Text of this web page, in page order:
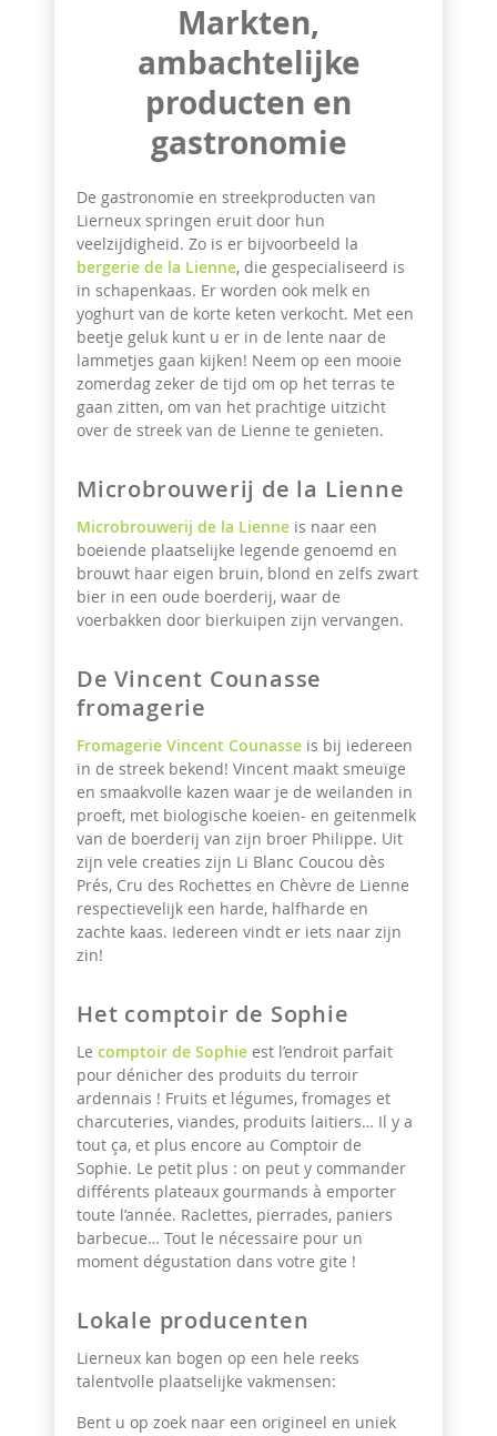
Markten,
ambachtelijke
producten en
gastronomie
De gastronomie en streekproducten van
Lierneux springen eruit door hun
veelzijdigheid. Zo is er bijvoorbeeld la
bergerie de la Lienne, die gespecialiseerd is
in schapenkaas. Er worden ook melk en
yoghurt van de korte keten verkocht. Met een
beetje geluk kunt u er in de lente naar de
lammetjes gaan kijken! Neem op een mooie
zomerdag zeker de tijd om op het terras te
gaan zitten, om van het prachtige uitzicht
over de streek van de Lienne te genieten.
Microbrouwerij de la Lienne
Microbrouwerij de la Lienne is naar een
boeiende plaatselijke legende genoemd en
brouwt haar eigen bruin, blond en zelfs zwart
bier in een oude boerderij, waar de
voerbakken door bierkuipen zijn vervangen.
De Vincent Counasse
fromagerie
Fromagerie Vincent Counasse is bij iedereen
in de streek bekend! Vincent maakt smeuïge
en smaakvolle kazen waar je de weilanden in
proeft, met biologische koeien- en geitenmelk
van de boerderij van zijn broer Philippe. Uit
zijn vele creaties zijn Li Blanc Coucou dès
Prés, Cru des Rochettes en Chèvre de Lienne
respectievelijk een harde, halfharde en
zachte kaas. Iedereen vindt er iets naar zijn
zin!
Het comptoir de Sophie
Le comptoir de Sophie est l’endroit parfait
pour dénicher des produits du terroir
ardennais ! Fruits et légumes, fromages et
charcuteries, viandes, produits laitiers… Il y a
tout ça, et plus encore au Comptoir de
Sophie. Le petit plus : on peut y commander
différents plateaux gourmands à emporter
toute l’année. Raclettes, pierrades, paniers
barbecue… Tout le nécessaire pour un
moment dégustation dans votre gite !
Lokale producenten
Lierneux kan bogen op een hele reeks
talentvolle plaatselijke vakmensen:
Bent u op zoek naar een origineel en uniek